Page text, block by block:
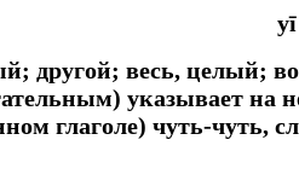
yī
другой; весь, целый;
указывает на
глаголе) чуть-чуть,